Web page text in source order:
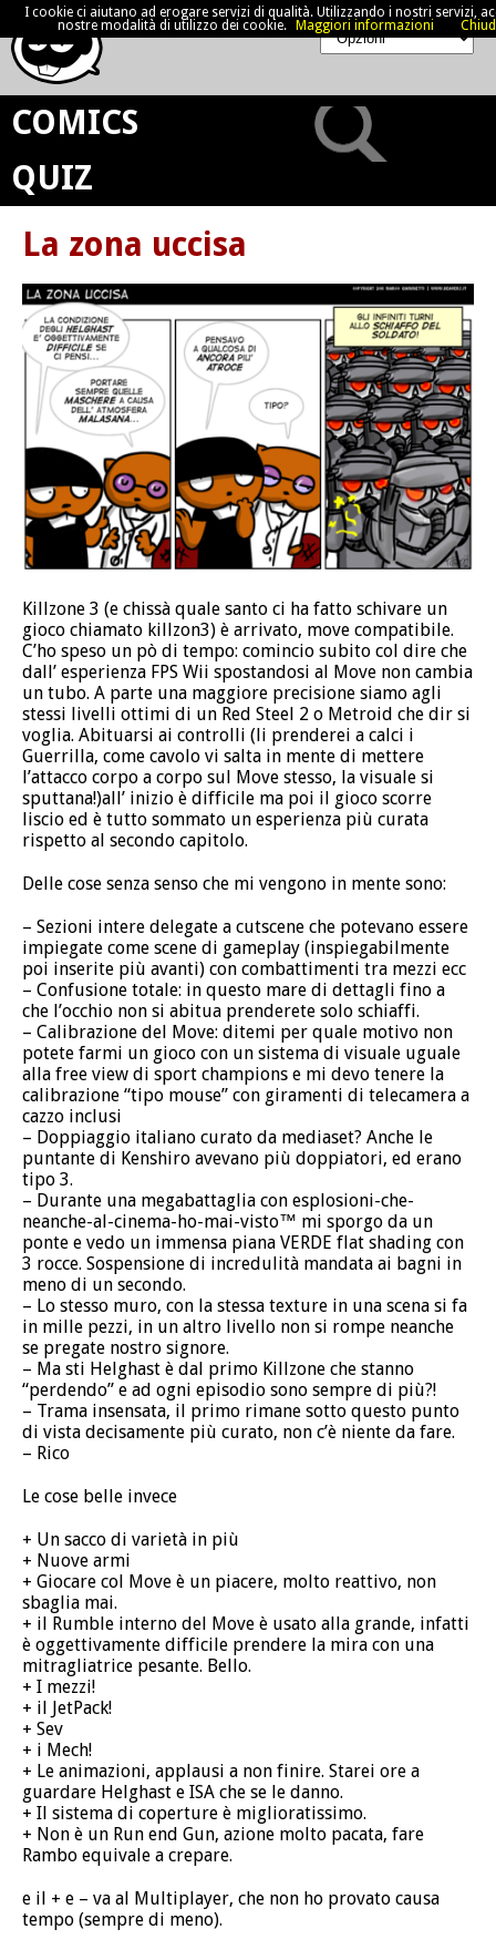
COMICS
QUIZ
La zona uccisa
Killzone 3 (e chissà quale santo ci ha fatto schivare un
gioco chiamato killzon3) è arrivato, move compatibile.
C’ho speso un pò di tempo: comincio subito col dire che
dall’ esperienza FPS Wii spostandosi al Move non cambia
un tubo. A parte una maggiore precisione siamo agli
stessi livelli ottimi di un Red Steel 2 o Metroid che dir si
voglia. Abituarsi ai controlli (li prenderei a calci i
Guerrilla, come cavolo vi salta in mente di mettere
l’attacco corpo a corpo sul Move stesso, la visuale si
sputtana!)all’ inizio è difficile ma poi il gioco scorre
liscio ed è tutto sommato un esperienza più curata
rispetto al secondo capitolo.
Delle cose senza senso che mi vengono in mente sono:
– Sezioni intere delegate a cutscene che potevano essere
impiegate come scene di gameplay (inspiegabilmente
poi inserite più avanti) con combattimenti tra mezzi ecc
– Confusione totale: in questo mare di dettagli fino a
che l’occhio non si abitua prenderete solo schiaffi.
– Calibrazione del Move: ditemi per quale motivo non
potete farmi un gioco con un sistema di visuale uguale
alla free view di sport champions e mi devo tenere la
calibrazione “tipo mouse” con giramenti di telecamera a
cazzo inclusi
– Doppiaggio italiano curato da mediaset? Anche le
puntante di Kenshiro avevano più doppiatori, ed erano
tipo 3.
– Durante una megabattaglia con esplosioni-che-
neanche-al-cinema-ho-mai-visto™ mi sporgo da un
ponte e vedo un immensa piana VERDE flat shading con
3 rocce. Sospensione di incredulità mandata ai bagni in
meno di un secondo.
– Lo stesso muro, con la stessa texture in una scena si fa
in mille pezzi, in un altro livello non si rompe neanche
se pregate nostro signore.
– Ma sti Helghast è dal primo Killzone che stanno
“perdendo” e ad ogni episodio sono sempre di più?!
– Trama insensata, il primo rimane sotto questo punto
di vista decisamente più curato, non c’è niente da fare.
– Rico
Le cose belle invece
+ Un sacco di varietà in più
+ Nuove armi
+ Giocare col Move è un piacere, molto reattivo, non
sbaglia mai.
+ il Rumble interno del Move è usato alla grande, infatti
è oggettivamente difficile prendere la mira con una
mitragliatrice pesante. Bello.
+ I mezzi!
+ il JetPack!
+ Sev
+ i Mech!
+ Le animazioni, applausi a non finire. Starei ore a
guardare Helghast e ISA che se le danno.
+ Il sistema di coperture è miglioratissimo.
+ Non è un Run end Gun, azione molto pacata, fare
Rambo equivale a crepare.
e il + e – va al Multiplayer, che non ho provato causa
tempo (sempre di meno).
I cookie ci aiutano ad erogare servizi di qualità. Utilizzando i nostri servizi,
nostre modalità di utilizzo dei cookie.
Maggiori informazioni